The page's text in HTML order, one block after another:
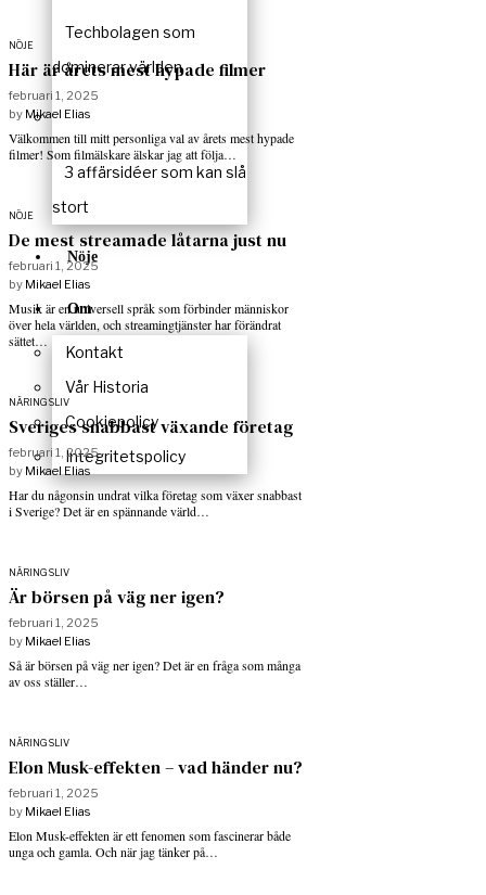
Techbolagen som
dominerar världen
3 affärsidéer som kan slå
stort
Nöje
Om
Kontakt
Vår Historia
Cookiepolicy
Integritetspolicy
NÖJE
Här är årets mest hypade filmer
februari 1, 2025
by Mikael Elias
Välkommen till mitt personliga val av årets mest hypade
filmer! Som filmälskare älskar jag att följa…
NÖJE
De mest streamade låtarna just nu
februari 1, 2025
by Mikael Elias
Musik är en universell språk som förbinder människor
över hela världen, och streamingtjänster har förändrat
sättet…
NÄRINGSLIV
Sveriges snabbast växande företag
februari 1, 2025
by Mikael Elias
Har du någonsin undrat vilka företag som växer snabbast
i Sverige? Det är en spännande värld…
NÄRINGSLIV
Är börsen på väg ner igen?
februari 1, 2025
by Mikael Elias
Så är börsen på väg ner igen? Det är en fråga som många
av oss ställer…
NÄRINGSLIV
Elon Musk-effekten – vad händer nu?
februari 1, 2025
by Mikael Elias
Elon Musk-effekten är ett fenomen som fascinerar både
unga och gamla. Och när jag tänker på…